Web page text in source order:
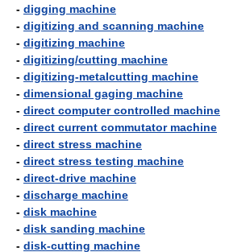
- digging machine
- digitizing and scanning machine
- digitizing machine
- digitizing/cutting machine
- digitizing-metalcutting machine
- dimensional gaging machine
- direct computer controlled machine
- direct current commutator machine
- direct stress machine
- direct stress testing machine
- direct-drive machine
- discharge machine
- disk machine
- disk sanding machine
- disk-cutting machine